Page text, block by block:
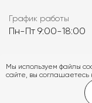
График работы
Пн-Пт 9:00-18:00
Мы используем файлы
сайте, вы соглашаетесь